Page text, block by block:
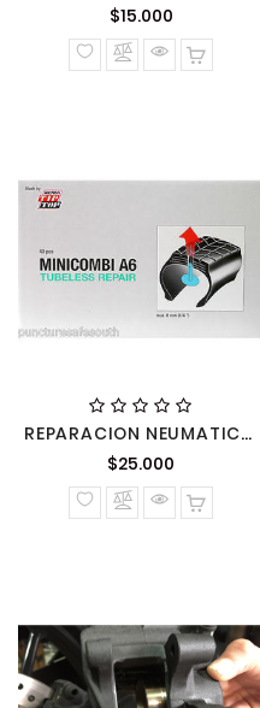
$15.000Precio
normal
REPARACION NEUMATICO PINCHADO MINICOMBI 6 Y 8
$25.000
normal